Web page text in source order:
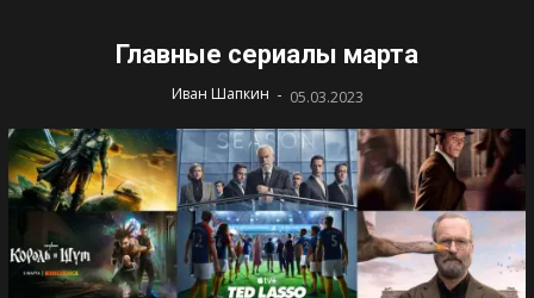
Главные сериалы марта
Иван Шапкин - 05.03.2023